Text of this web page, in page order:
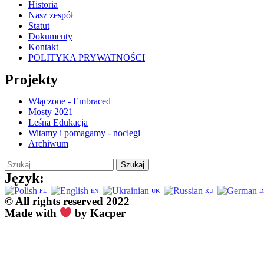
Historia
Nasz zespół
Statut
Dokumenty
Kontakt
POLITYKA PRYWATNOŚCI
Projekty
Włączone - Embraced
Mosty 2021
Leśna Edukacja
Witamy i pomagamy - noclegi
Archiwum
Szukaj
Język:
PL EN UK RU
© All rights reserved 2022
Made with
by Kacper